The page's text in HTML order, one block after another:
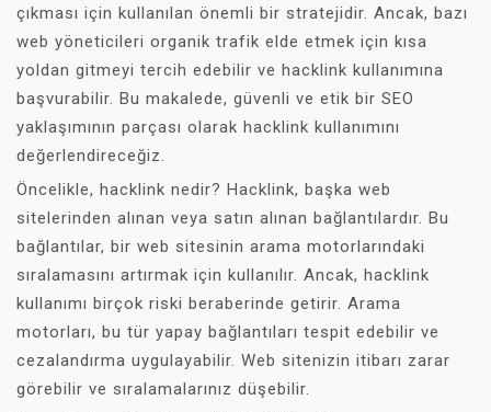
çıkması için kullanılan önemli bir stratejidir. Ancak, bazı
web yöneticileri organik trafik elde etmek için kısa
yoldan gitmeyi tercih edebilir ve hacklink kullanımına
başvurabilir. Bu makalede, güvenli ve etik bir SEO
yaklaşımının parçası olarak hacklink kullanımını
değerlendireceğiz.
Öncelikle, hacklink nedir? Hacklink, başka web
sitelerinden alınan veya satın alınan bağlantılardır. Bu
bağlantılar, bir web sitesinin arama motorlarındaki
sıralamasını artırmak için kullanılır. Ancak, hacklink
kullanımı birçok riski beraberinde getirir. Arama
motorları, bu tür yapay bağlantıları tespit edebilir ve
cezalandırma uygulayabilir. Web sitenizin itibarı zarar
görebilir ve sıralamalarınız düşebilir.